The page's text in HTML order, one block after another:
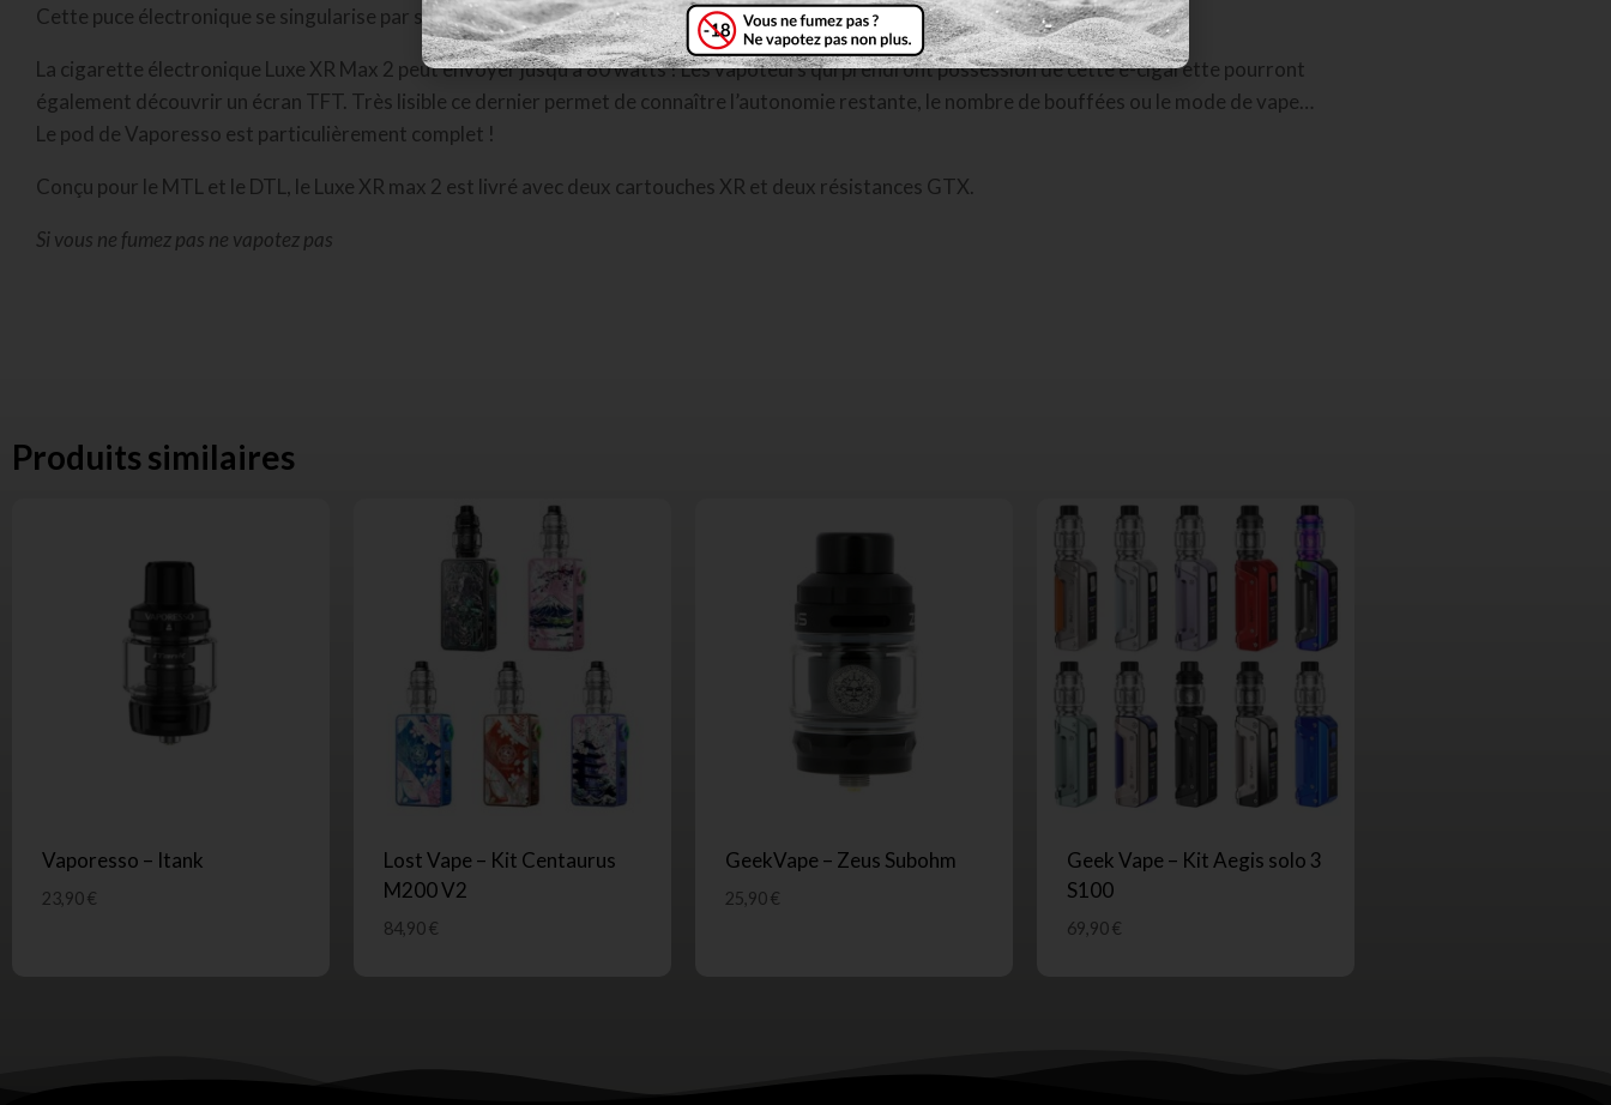
Cette puce électronique se singularise par sa réactivité et sa puissance importante.
La cigarette électronique Luxe XR Max 2 peut envoyer jusqu’à 80 watts ! Les vapoteurs qui prendront possession de cette e-cigarette pourront
également découvrir un écran TFT. Très lisible ce dernier permet de connaître l’autonomie restante, le nombre de bouffées ou le mode de vape…
Le pod de Vaporesso est particulièrement complet !
Conçu pour le MTL et le DTL, le Luxe XR max 2 est livré avec deux cartouches XR et deux résistances GTX.
Si vous ne fumez pas ne vapotez pas
Produits similaires
Vaporesso – Itank
23,90€
Lost Vape – Kit Centaurus
M200 V2
84,90€
GeekVape – Zeus Subohm
25,90€
Geek Vape – Kit Aegis solo 3
S100
69,90€